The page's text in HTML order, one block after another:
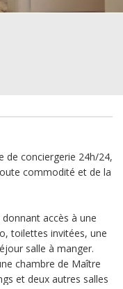
de conciergerie 24h/24,
commodité et de la
donnant accès à une
toilettes invitées, une
salle à manger.
chambre de Maître
et deux autres salles